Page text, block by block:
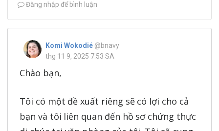
Đăng nhập để bình luận
Komi Wokodié @bnavy
thg 11 9, 2025 7:53 SA
Chào bạn,
Tôi có một đề xuất riêng sẽ có lợi cho cả
bạn và tôi liên quan đến hồ sơ chứng thực